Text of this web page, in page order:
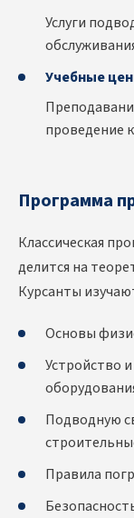
Услуги
Учебные
проведение
Программа
Классическая
делится на
Курсанты
Основы
Устройство
Подводную
Правила